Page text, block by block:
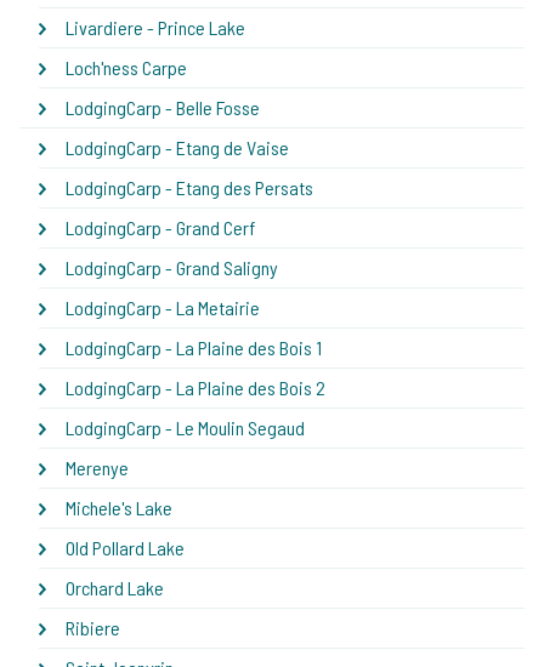
Livardiere - Prince Lake
Loch'ness Carpe
LodgingCarp - Belle Fosse
LodgingCarp - Etang de Vaise
LodgingCarp - Etang des Persats
LodgingCarp - Grand Cerf
LodgingCarp - Grand Saligny
LodgingCarp - La Metairie
LodgingCarp - La Plaine des Bois 1
LodgingCarp - La Plaine des Bois 2
LodgingCarp - Le Moulin Segaud
Merenye
Michele's Lake
Old Pollard Lake
Orchard Lake
Ribiere